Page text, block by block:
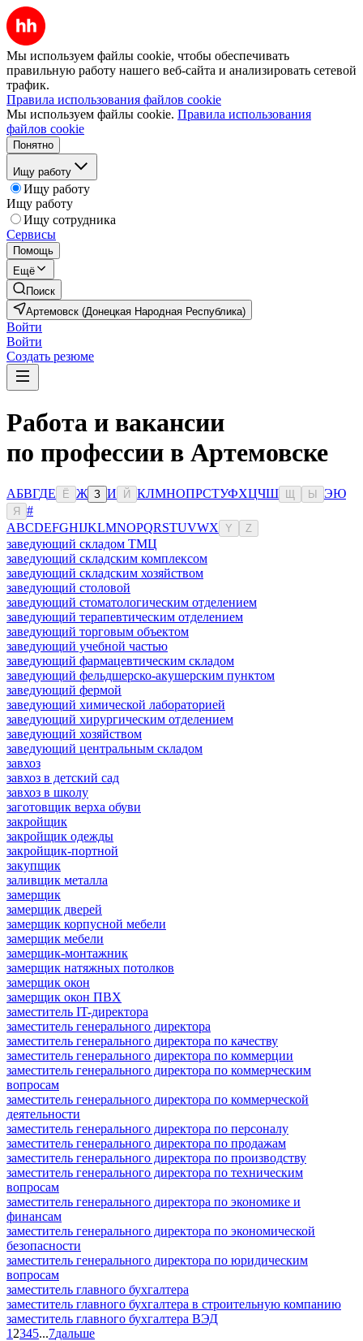
Мы используем файлы cookie, чтобы обеспечивать
правильную работу нашего веб-сайта и анализировать сетевой
трафик.
Правила использования файлов cookie
Мы используем файлы cookie. Правила использования
файлов cookie
Понятно
Ищу работу
Ищу работу
Ищу работу
Ищу сотрудника
Сервисы
Помощь
Ещё
Поиск
Артемовск (Донецкая Народная Республика)
Войти
Войти
Создать резюме
Работа и вакансии
по профессии в Артемовске
АБВГДЕ Ё Ж З И Й КЛМНОПРСТУФХЦЧШ Ы ЭЮ
Я
#
ABCDEFGHIJKLMNOPQRSTUVWX Y Z
заведующий складом ТМЦ
заведующий складским комплексом
заведующий складским хозяйством
заведующий столовой
заведующий стоматологическим отделением
заведующий терапевтическим отделением
заведующий торговым объектом
заведующий учебной частью
заведующий фармацевтическим складом
заведующий фельдшерско-акушерским пунктом
заведующий фермой
заведующий химической лабораторией
заведующий хирургическим отделением
заведующий хозяйством
заведующий центральным складом
завхоз
завхоз в детский сад
завхоз в школу
заготовщик верха обуви
закройщик
закройщик одежды
закройщик-портной
закупщик
заливщик металла
замерщик
замерщик дверей
замерщик корпусной мебели
замерщик мебели
замерщик-монтажник
замерщик натяжных потолков
замерщик окон
замерщик окон ПВХ
заместитель IT-директора
заместитель генерального директора
заместитель генерального директора по качеству
заместитель генерального директора по коммерции
заместитель генерального директора по коммерческим
вопросам
заместитель генерального директора по коммерческой
деятельности
заместитель генерального директора по персоналу
заместитель генерального директора по продажам
заместитель генерального директора по производству
заместитель генерального директора по техническим
вопросам
заместитель генерального директора по экономике и
финансам
заместитель генерального директора по экономической
безопасности
заместитель генерального директора по юридическим
вопросам
заместитель главного бухгалтера
заместитель главного бухгалтера в строительную компанию
заместитель главного бухгалтера ВЭД
1 2345...7дальше